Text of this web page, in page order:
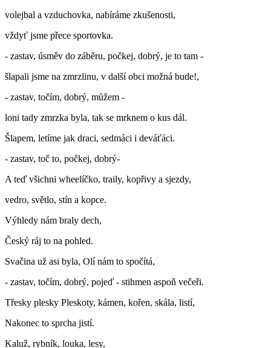
volejbal a vzduchovka, nabíráme zkušenosti,
vždyť jsme přece sportovka.
- zastav, úsměv do záběru, počkej, dobrý, je to tam -
šlapali jsme na zmrzlinu, v další obci možná bude!,
- zastav, točím, dobrý, můžem -
loni tady zmrzka byla, tak se mrknem o kus dál.
Šlapem, letíme jak draci, sedmáci i deváťáci.
- zastav, toč to, počkej, dobrý-
A teď všichni wheelíčko, traily, kopřivy a sjezdy,
vedro, světlo, stín a kopce.
Výhledy nám braly dech,
Český ráj to na pohled.
Svačina už asi byla, Olí nám to spočítá,
- zastav, točím, dobrý, pojeď - stihmen aspoň večeři.
Třesky plesky Pleskoty, kámen, kořen, skála, listí,
Nakonec to sprcha jistí.
Kaluž, rybník, louka, lesy,